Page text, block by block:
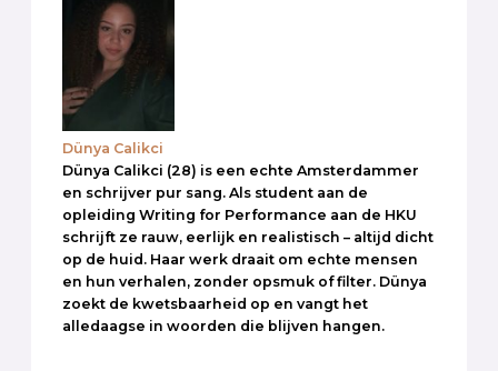
Dünya Calikci
Dünya Calikci (28) is een echte Amsterdammer
en schrijver pur sang. Als student aan de
opleiding Writing for Performance aan de HKU
schrijft ze rauw, eerlijk en realistisch – altijd dicht
op de huid. Haar werk draait om echte mensen
en hun verhalen, zonder opsmuk of filter. Dünya
zoekt de kwetsbaarheid op en vangt het
alledaagse in woorden die blijven hangen.